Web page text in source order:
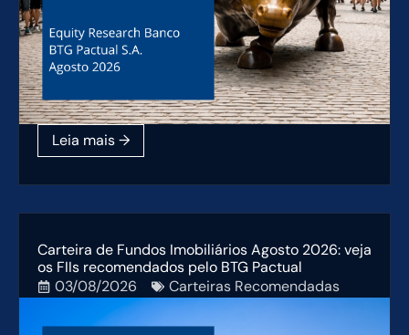
Carteira de Fundos Imobiliários Agosto 2026: veja
os FIIs recomendados pelo BTG Pactual
03/08/2026
Carteiras Recomendadas